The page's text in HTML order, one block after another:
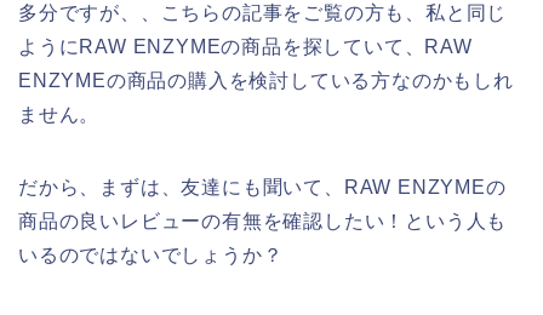
多分ですが、、こちらの記事をご覧の方も、私と同じ
ようにRAW ENZYMEの商品を探していて、RAW
ENZYMEの商品の購入を検討している方なのかもしれ
ません。
だから、まずは、友達にも聞いて、RAW ENZYMEの
商品の良いレビューの有無を確認したい！という人も
いるのではないでしょうか？